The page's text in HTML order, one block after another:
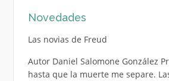
Novedades
Las novias de Freud
Autor Daniel Salomone González
hasta que la muerte me separe.